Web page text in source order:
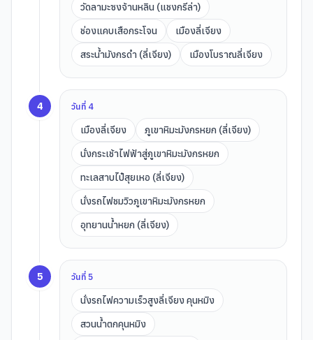
วัดลามะซงจ้านหลิน (แชงกรีล่า)
ช่องแคบเสือกระโจน
เมืองลี่เจียง
สระน้ำมังกรดำ (ลี่เจียง)
เมืองโบราณลี่เจียง
4 วันที่ 4
เมืองลี่เจียง
ภูเขาหิมะมังกรหยก (ลี่เจียง)
นั่งกระเช้าไฟฟ้าสู่ภูเขาหิมะมังกรหยก
ทะเลสาบไป๋สุยเหอ (ลี่เจียง)
นั่งรถไฟชมวิวภูเขาหิมะมังกรหยก
อุทยานน้ำหยก (ลี่เจียง)
5 วันที่5
นั่งรถไฟความเร็วสูงลี่เจียง คุนหมิง
สวนน้ำตกคุนหมิง